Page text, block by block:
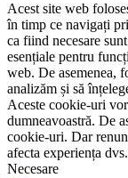
Acest site web
în timp ce navigați
ca fiind necesare
esențiale pentru
web. De asemenea,
analizăm și să
Aceste cookie-uri
dumneavoastră. De
cookie-uri. Dar
afecta experiența
Necesare